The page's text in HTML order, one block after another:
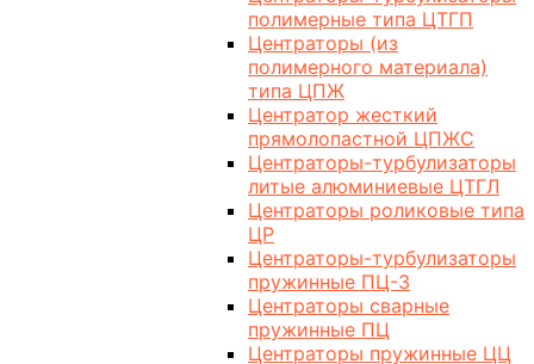
полимерные типа ЦТГП
Центраторы (из
полимерного материала)
типа ЦПЖ
Центратор жесткий
прямолопастной ЦПЖС
Центраторы-турбулизаторы
литые алюминиевые ЦТГЛ
Центраторы роликовые типа
ЦР
Центраторы-турбулизаторы
пружинные ПЦ-3
Центраторы сварные
пружинные ПЦ
Центраторы пружинные ЦЦ